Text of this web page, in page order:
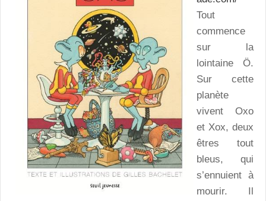
Tout
commence
sur la
lointaine Ö.
Sur cette
planète
vivent Oxo
et Xox, deux
êtres tout
bleus, qui
s’ennuient à
mourir. Il